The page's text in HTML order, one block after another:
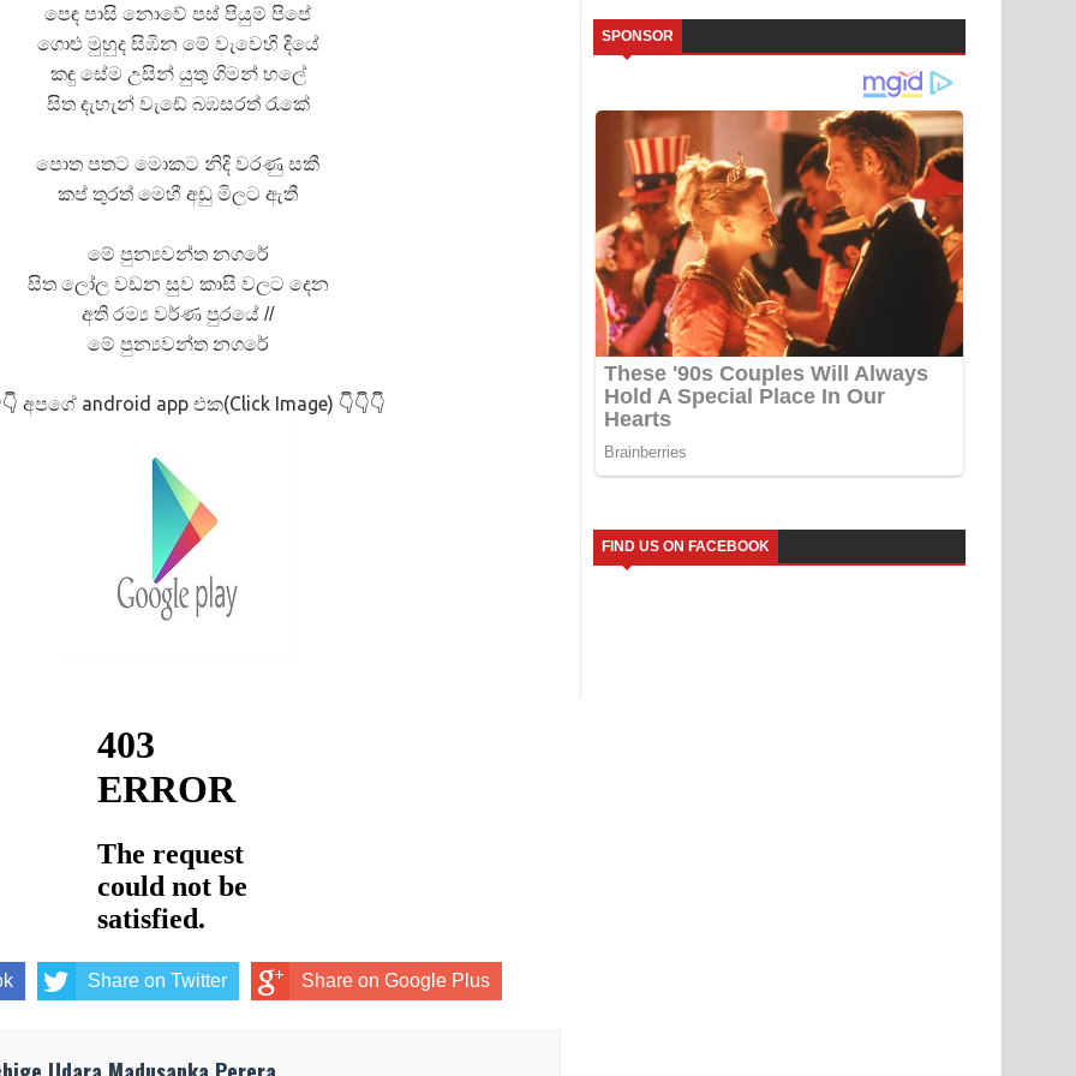
පෙඳ පාසි නොවේ පස් පියුම් පිපේ
ගොළු මුහුද සිඹින මේ වැවෙහි දියේ
කඳු සේම උසින් යුතු ගිමන් හලේ
සිත දැහැන් වැඩේ බඹසරත් රැකේ
පොත පතට මොකට නිදි වරණු සකී
කප් තුරත් මෙහී අඩු මිලට ඇතී
මේ පුන්‍යවන්ත නගරේ
සිත ලෝල වඩන සුව කාසි වලට දෙන
අති රම්‍ය වර්ණ පුරයේ //
මේ පුන්‍යවන්ත නගරේ
අපගේ android app එක(Click Image) 👇👇👇
Share on Twitter Share on Google Plus
SPONSOR
FIND US ON FACEBOOK